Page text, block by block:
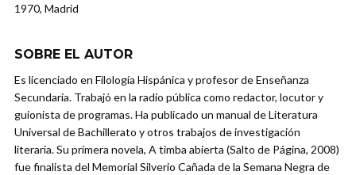
1970, Madrid
SOBRE EL AUTOR
Es licenciado en Filología Hispánica y profesor de Enseñanza
Secundaria. Trabajó en la radio pública como redactor, locutor y
guionista de programas. Ha publicado un manual de Literatura
Universal de Bachillerato y otros trabajos de investigación
literaria. Su primera novela, A timba abierta (Salto de Página, 2008)
fue finalista del Memorial Silverio Cañada de la Semana Negra de